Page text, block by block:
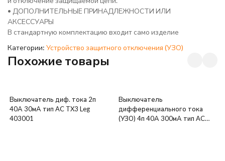
• ДОПОЛНИТЕЛЬНЫЕ ПРИНАДЛЕЖНОСТИ ИЛИ
АКСЕССУАРЫ
В стандартную комплектацию входит само изделие
Категории: Устройство защитного отключения (УЗО)
Похожие товары
Выключатель диф. тока 2п
40А 30мА тип AC TX3 Leg
403001
Выключатель
дифференциального тока
(УЗО) 4п 40А 300мА тип AC